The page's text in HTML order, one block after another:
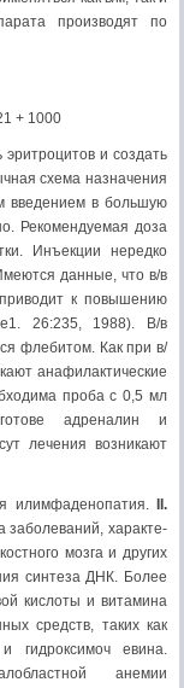
производят по
+ 1000
эритроцитов и создать
схема назначения
введени­ем в большую
Рекомендуемая доза
Инъекции нередко
данные, что в/в
к повышению
26:235, 1988). В/в
флебитом. Как при в/
анафилактические
проба с 0,5 мл
адреналин и
лечения возникают
илимфаденопатия.
II.
заболеваний, характе­
мозга и других
синтеза ДНК. Более
кислоты и витамина
средств, таких как
гидроксимоч евина.
анемии